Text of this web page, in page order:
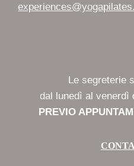
Le segreterie
dal lunedì al venerdì
PREVIO